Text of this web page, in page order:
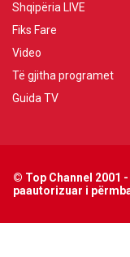
Shqipëria LIVE
Fiks Fare
Video
Të gjitha programet
Guida TV
© Top Channel 2001
paautorizuar i